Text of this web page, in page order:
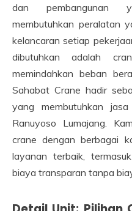
dan pembangunan
membutuhkan peralatan
kelancaran setiap
dibutuhkan adalah
memindahkan beban
Sahabat Crane hadir
yang membutuhkan
Ranuyoso Lumajang.
crane dengan berbagai
layanan terbaik,
biaya transparan tanpa